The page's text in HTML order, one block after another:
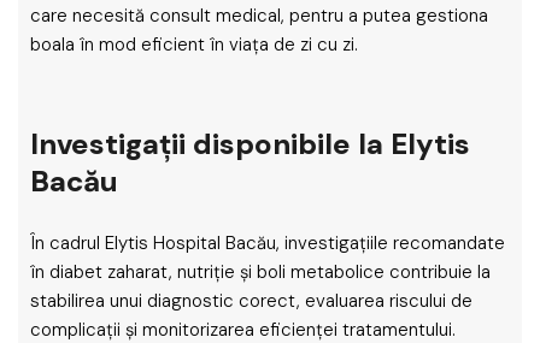
care necesită consult medical, pentru a putea gestiona
boala în mod eficient în viața de zi cu zi.
Investigații disponibile la Elytis
Bacău
În cadrul Elytis Hospital Bacău, investigațiile recomandate
în diabet zaharat, nutriție și boli metabolice contribuie la
stabilirea unui diagnostic corect, evaluarea riscului de
complicații și monitorizarea eficienței tratamentului.